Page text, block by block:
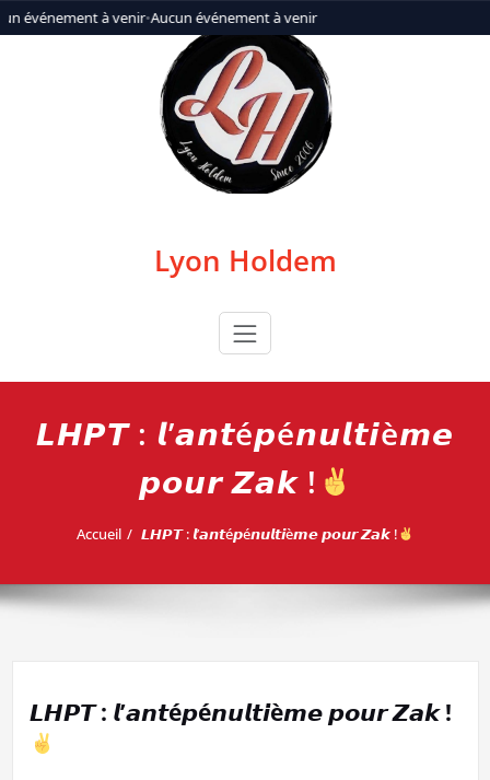
événement à venir•Aucun événement à venir
Aller
au
Lyon Holdem
𝙇𝙃𝙋𝙏 : 𝙡’𝙖𝙣𝙩é𝙥é𝙣𝙪𝙡𝙩𝙞è𝙢𝙚
𝙥𝙤𝙪𝙧 𝙕𝙖𝙠 !
Accueil 𝙇𝙃𝙋𝙏 : 𝙡’𝙖𝙣𝙩é𝙥é𝙣𝙪𝙡𝙩𝙞è𝙢𝙚 𝙥𝙤𝙪𝙧 𝙕𝙖𝙠 !
𝙇𝙃𝙋𝙏 : 𝙡’𝙖𝙣𝙩é𝙥é𝙣𝙪𝙡𝙩𝙞è𝙢𝙚 𝙥𝙤𝙪𝙧 𝙕𝙖𝙠 !